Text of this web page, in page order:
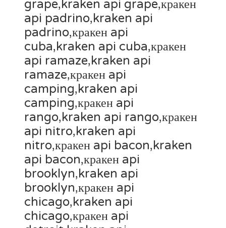
grape,kraken api grape,кракен
api padrino,kraken api
padrino,кракен api
cuba,kraken api cuba,кракен
api ramaze,kraken api
ramaze,кракен api
camping,kraken api
camping,кракен api
rango,kraken api rango,кракен
api nitro,kraken api
nitro,кракен api bacon,kraken
api bacon,кракен api
brooklyn,kraken api
brooklyn,кракен api
chicago,kraken api
chicago,кракен api